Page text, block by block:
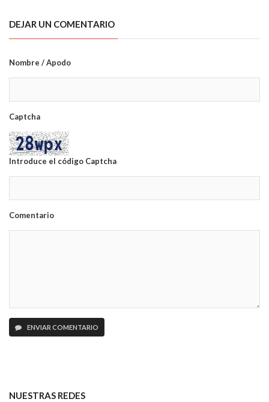
DEJAR UN COMENTARIO
Nombre / Apodo
Captcha
Introduce el código Captcha
Comentario
ENVIAR COMENTARIO
NUESTRAS REDES